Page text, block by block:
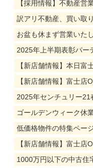
【採用情報】不動産営
訳アリ不動産、買い取
お盆も休まず営業いた
2025年上半期表彰パー
【新店舗情報】本日富
【新店舗情報】富士店
2025年センチュリー
ゴールデンウィーク休
低価格物件の特集ペー
【新店舗情報】富士店
1000万円以下の中古住